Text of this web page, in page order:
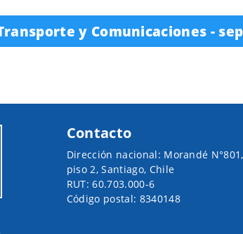
y Comunicaciones -
Contacto
Dirección nacional: Morandé N°801,
piso 2, Santiago, Chile
RUT: 60.703.000-6
Código postal: 8340148